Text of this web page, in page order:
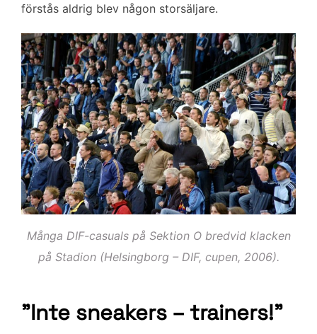
förstås aldrig blev någon storsäljare.
Många DIF-casuals på Sektion O bredvid klacken
på Stadion (Helsingborg – DIF, cupen, 2006).
”Inte sneakers – trainers!”